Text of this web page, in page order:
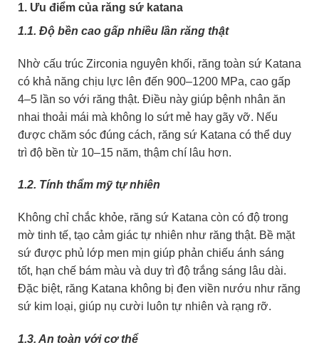
1. Ưu điểm của răng sứ katana
1.1. Độ bền cao gấp nhiều lần răng thật
Nhờ cấu trúc Zirconia nguyên khối, răng toàn sứ Katana
có khả năng chịu lực lên đến 900–1200 MPa, cao gấp
4–5 lần so với răng thật. Điều này giúp bệnh nhân ăn
nhai thoải mái mà không lo sứt mẻ hay gãy vỡ. Nếu
được chăm sóc đúng cách, răng sứ Katana có thể duy
trì độ bền từ 10–15 năm, thậm chí lâu hơn.
1.2. Tính thẩm mỹ tự nhiên
Không chỉ chắc khỏe, răng sứ Katana còn có độ trong
mờ tinh tế, tạo cảm giác tự nhiên như răng thật. Bề mặt
sứ được phủ lớp men mịn giúp phản chiếu ánh sáng
tốt, hạn chế bám màu và duy trì độ trắng sáng lâu dài.
Đặc biệt, răng Katana không bị đen viền nướu như răng
sứ kim loại, giúp nụ cười luôn tự nhiên và rạng rỡ.
1.3. An toàn với cơ thể